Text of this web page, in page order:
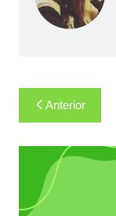
Navegação
de
Post
Anterior